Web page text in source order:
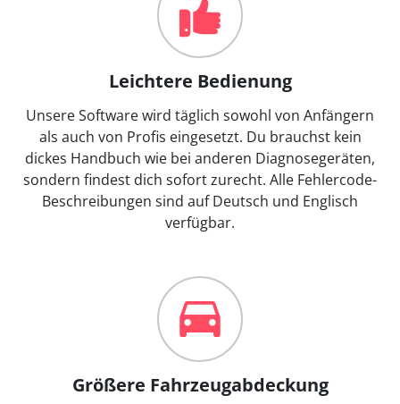
Leichtere Bedienung
Unsere Software wird täglich sowohl von Anfängern
als auch von Profis eingesetzt. Du brauchst kein
dickes Handbuch wie bei anderen Diagnosegeräten,
sondern findest dich sofort zurecht. Alle Fehlercode-
Beschreibungen sind auf Deutsch und Englisch
verfügbar.
Größere Fahrzeugabdeckung